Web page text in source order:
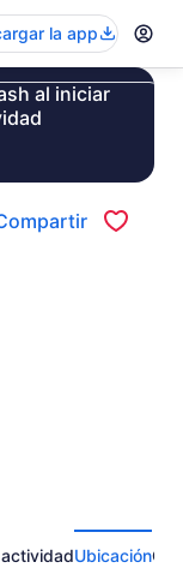
la app
al iniciar
Ubicación